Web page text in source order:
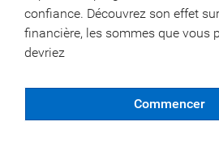
confiance. Découvrez son effet
financière, les sommes que vous
devriez
Commencer